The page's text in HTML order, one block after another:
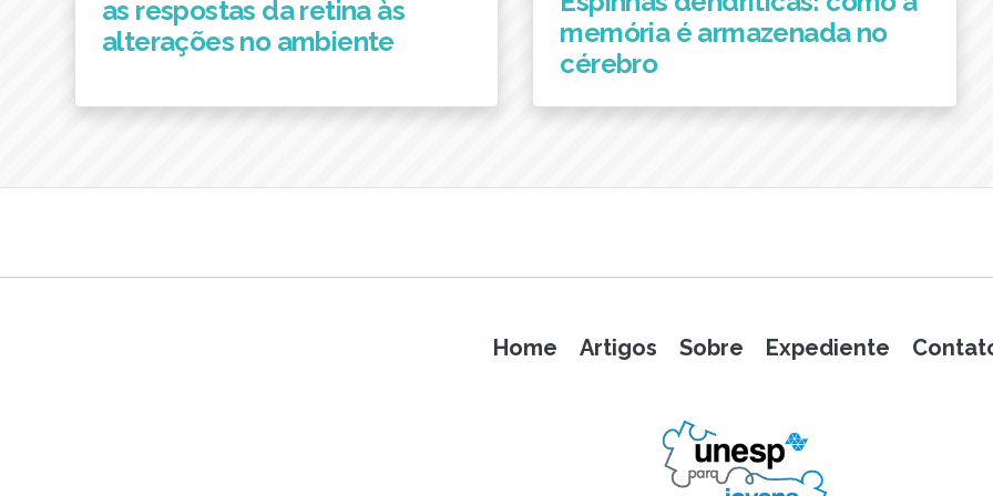
as respostas da retina às
alterações no ambiente
memória é armazenada no
cérebro
Home Artigos Sobre Expediente